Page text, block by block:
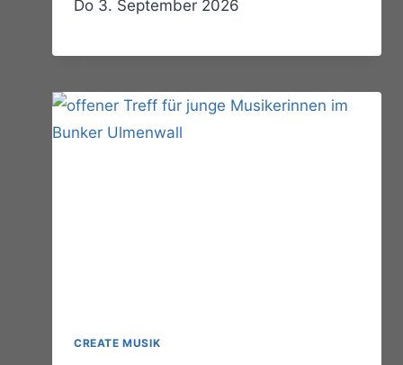
Do 3. September 2026
CREATE MUSIK